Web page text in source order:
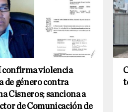
confirma violencia
de género contra
Cisneros; sanciona a
de Comunicación de